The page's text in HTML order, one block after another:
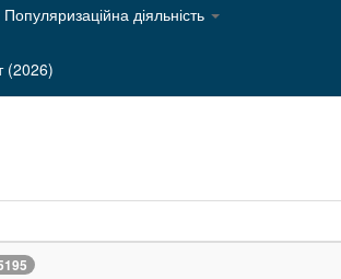
Популяризаційна діяльність
(2026)